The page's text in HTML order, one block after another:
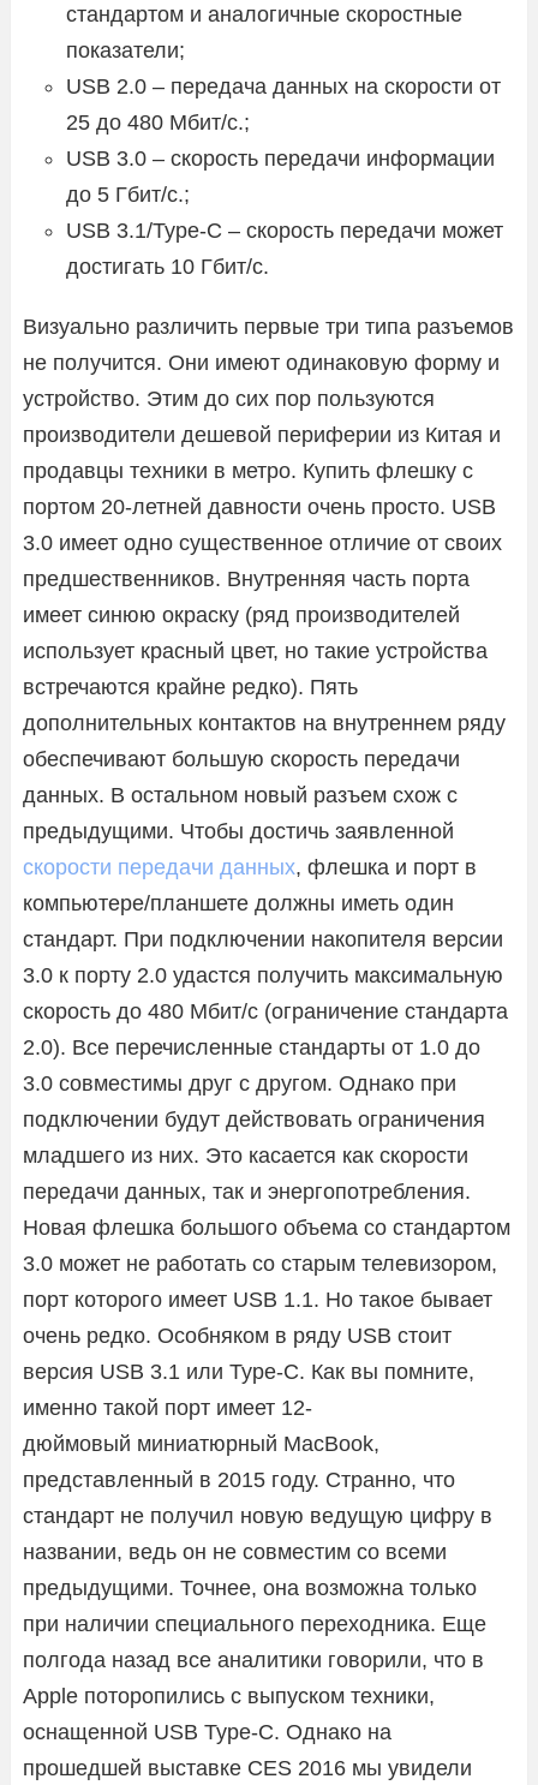
стандартом и аналогичные скоростные
показатели;
USB 2.0 – передача данных на скорости от
25 до 480 Мбит/с.;
USB 3.0 – скорость передачи информации
до 5 Гбит/с.;
USB 3.1/Type-C – скорость передачи может
достигать 10 Гбит/с.
Визуально различить первые три типа разъемов
не получится. Они имеют одинаковую форму и
устройство. Этим до сих пор пользуются
производители дешевой периферии из Китая и
продавцы техники в метро. Купить флешку с
портом 20-летней давности очень просто. USB
3.0 имеет одно существенное отличие от своих
предшественников. Внутренняя часть порта
имеет синюю окраску (ряд производителей
использует красный цвет, но такие устройства
встречаются крайне редко). Пять
дополнительных контактов на внутреннем ряду
обеспечивают большую скорость передачи
данных. В остальном новый разъем схож с
предыдущими. Чтобы достичь заявленной
скорости передачи данных, флешка и порт в
компьютере/планшете должны иметь один
стандарт. При подключении накопителя версии
3.0 к порту 2.0 удастся получить максимальную
скорость до 480 Мбит/с (ограничение стандарта
2.0). Все перечисленные стандарты от 1.0 до
3.0 совместимы друг с другом. Однако при
подключении будут действовать ограничения
младшего из них. Это касается как скорости
передачи данных, так и энергопотребления.
Новая флешка большого объема со стандартом
3.0 может не работать со старым телевизором,
порт которого имеет USB 1.1. Но такое бывает
очень редко. Особняком в ряду USB стоит
версия USB 3.1 или Type-C. Как вы помните,
именно такой порт имеет 12-
дюймовый миниатюрный MacBook,
представленный в 2015 году. Странно, что
стандарт не получил новую ведущую цифру в
названии, ведь он не совместим со всеми
предыдущими. Точнее, она возможна только
при наличии специального переходника. Еще
полгода назад все аналитики говорили, что в
Apple поторопились с выпуском техники,
оснащенной USB Type-C. Однако на
прошедшей выставке CES 2016 мы увидели